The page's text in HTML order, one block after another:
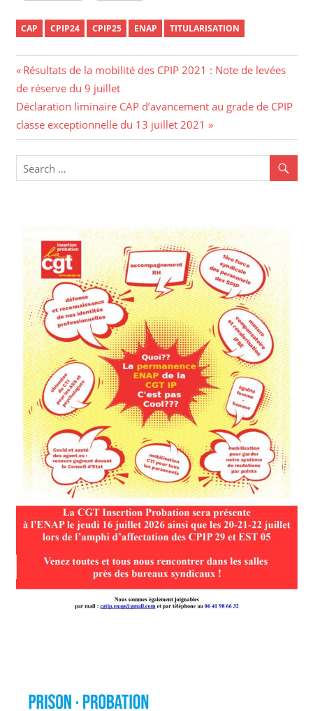
CAP CPIP24 CPIP25 ENAP TITULARISATION
Résultats de la mobilité des CPIP 2021 : Note de levées
de réserve du 9 juillet
Déclaration liminaire CAP d’avancement au grade de CPIP
classe exceptionnelle du 13 juillet 2021